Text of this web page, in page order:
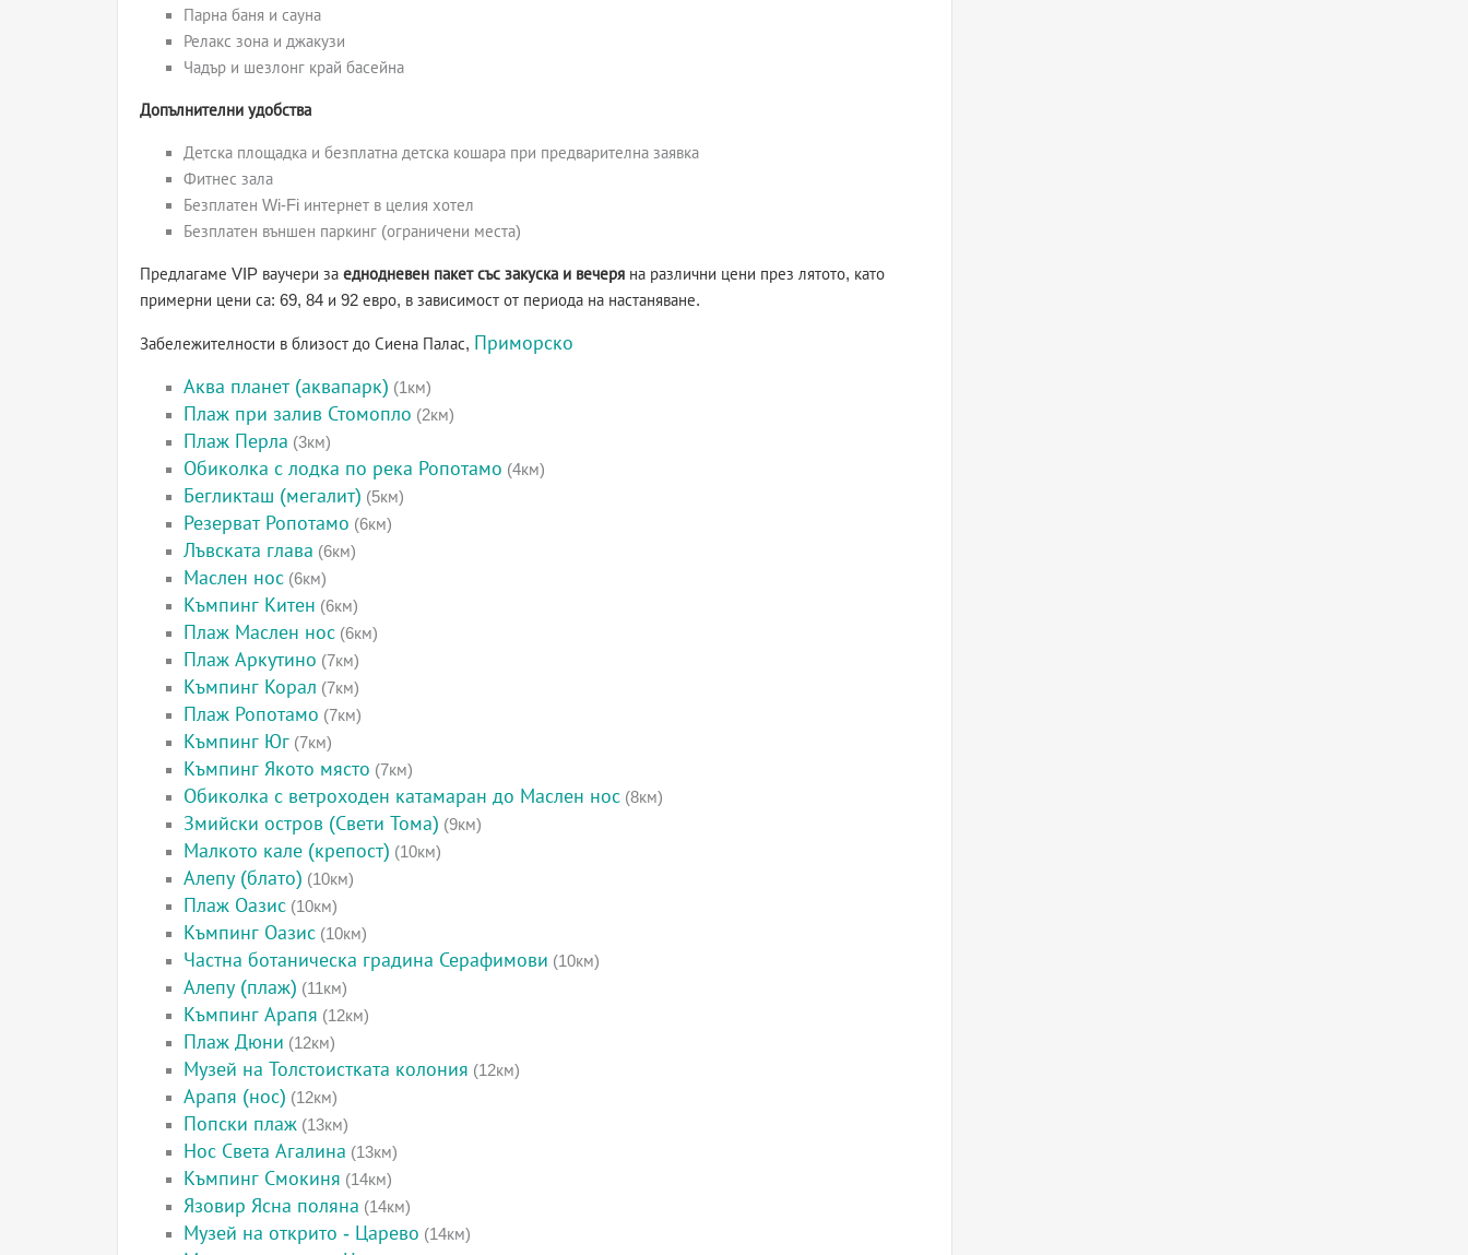
Парна баня и сауна
Релакс зона и джакузи
Чадър и шезлонг край басейна
Допълнителни удобства
Детска площадка и безплатна детска кошара при предварителна заявка
Фитнес зала
Безплатен Wi-Fi интернет в целия хотел
Безплатен външен паркинг (ограничени места)
Предлагаме VIP ваучери за еднодневен пакет със закуска и вечеря на различни цени през лятото, като
примерни цени са: 69, 84 и 92 евро, в зависимост от периода на настаняване.
Забележителности в близост до Сиена Палас, Приморско
Аква планет (аквапарк) (1км)
Плаж при залив Стомопло (2км)
Плаж Перла (3км)
Обиколка с лодка по река Ропотамо (4км)
Бегликташ (мегалит) (5км)
Резерват Ропотамо (6км)
Лъвската глава (6км)
Маслен нос (6км)
Къмпинг Китен (6км)
Плаж Маслен нос (6км)
Плаж Аркутино (7км)
Къмпинг Корал (7км)
Плаж Ропотамо (7км)
Къмпинг Юг (7км)
Къмпинг Якото място (7км)
Обиколка с ветроходен катамаран до Маслен нос (8км)
Змийски остров (Свети Тома) (9км)
Малкото кале (крепост) (10км)
Алепу (блато) (10км)
Плаж Оазис (10км)
Къмпинг Оазис (10км)
Частна ботаническа градина Серафимови (10км)
Алепу (плаж) (11км)
Къмпинг Арапя (12км)
Плаж Дюни (12км)
Музей на Толстоистката колония (12км)
Арапя (нос) (12км)
Попски плаж (13км)
Нос Света Агалина (13км)
Къмпинг Смокиня (14км)
Язовир Ясна поляна (14км)
Музей на открито - Царево (14км)